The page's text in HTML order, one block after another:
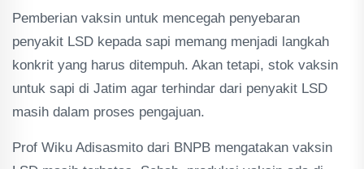
Pemberian vaksin untuk mencegah penyebaran
penyakit LSD kepada sapi memang menjadi langkah
konkrit yang harus ditempuh. Akan tetapi, stok vaksin
untuk sapi di Jatim agar terhindar dari penyakit LSD
masih dalam proses pengajuan.
Prof Wiku Adisasmito dari BNPB mengatakan vaksin